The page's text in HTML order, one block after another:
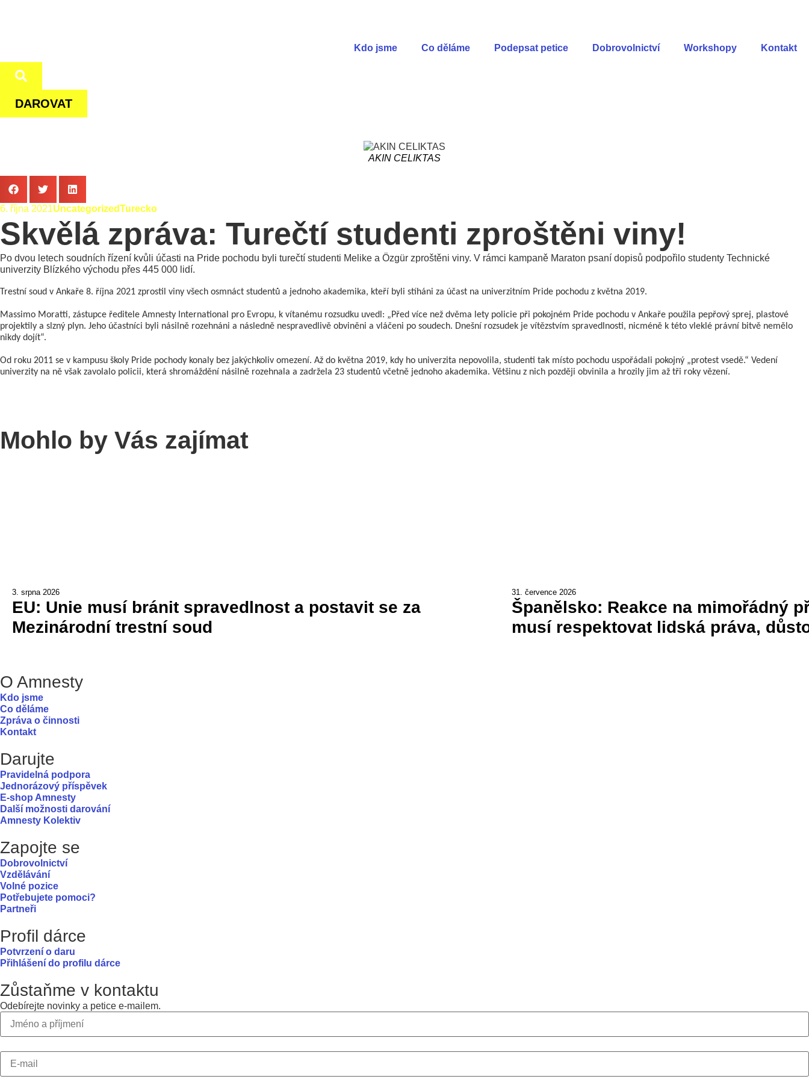
Kdo jsme Co děláme Podepsat petice Dobrovolnictví Workshopy Kontakt
DAROVAT
AKIN CELIKTAS
6. října 2021UncategorizedTurecko
Skvělá zpráva: Turečtí studenti zproštěni viny!
Po dvou letech soudních řízení kvůli účasti na Pride pochodu byli turečtí studenti Melike a Özgür zproštěni viny. V rámci kampaně Maraton psaní dopisů podpořilo studenty Technické
univerzity Blízkého východu přes 445 000 lidí.
Trestní soud v Ankaře 8. října 2021 zprostil viny všech osmnáct studentů a jednoho akademika, kteří byli stíháni za účast na univerzitním Pride pochodu z května 2019.
Massimo Moratti, zástupce ředitele Amnesty International pro Evropu, k vítanému rozsudku uvedl: „Před více než dvěma lety policie při pokojném Pride pochodu v Ankaře použila pepřový sprej, plastové
projektily a slzný plyn. Jeho účastníci byli násilně rozehnáni a následně nespravedlivě obviněni a vláčeni po soudech. Dnešní rozsudek je vítězstvím spravedlnosti, nicméně k této vleklé právní bitvě nemělo
nikdy dojít“.
Od roku 2011 se v kampusu školy Pride pochody konaly bez jakýchkoliv omezení. Až do května 2019, kdy ho univerzita nepovolila, studenti tak místo pochodu uspořádali pokojný „protest vsedě.“ Vedení
univerzity na ně však zavolalo policii, která shromáždění násilně rozehnala a zadržela 23 studentů včetně jednoho akademika. Většinu z nich později obvinila a hrozily jim až tři roky vězení.
Mohlo by Vás zajímat
3. srpna 2026
EU: Unie musí bránit spravedlnost a postavit se za
Mezinárodní trestní soud
31. července 2026
Španělsko: Reakce na mimořádný
musí respektovat lidská práva,
O Amnesty
Kdo jsme
Co děláme
Zpráva o činnosti
Kontakt
Darujte
Pravidelná podpora
Jednorázový příspěvek
E-shop Amnesty
Další možnosti darování
Amnesty Kolektiv
Zapojte se
Dobrovolnictví
Vzdělávání
Volné pozice
Potřebujete pomoci?
Partneři
Profil dárce
Potvrzení o daru
Přihlášení do profilu dárce
Zůstaňme v kontaktu
Odebírejte novinky a petice e-mailem.